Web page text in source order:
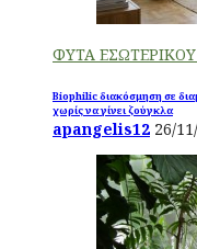
ΦΥΤΑ
Biophilic διακόσμηση σε
χωρίς να γίνει ζούγκλα
apangelis12 26/